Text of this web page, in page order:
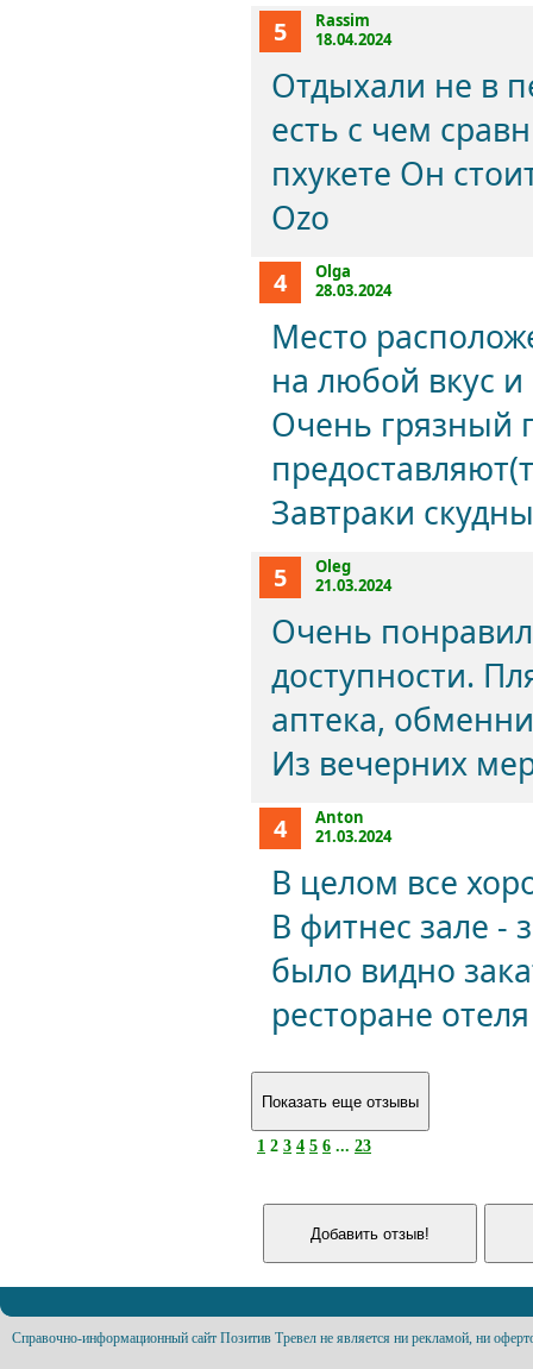
5
Rassim
18.04.2024
Отдыхали не в
есть с чем
пхукете Он
Ozo
4
Olga
28.03.2024
Место
на любой вкус
Очень грязный
Завтраки
5
Oleg
21.03.2024
Очень
доступности.
аптека,
Из вечерних
4
Anton
21.03.2024
В целом все
В фитнес зале -
было видно
ресторане
1 2 3 4 5 6 ... 23
Справочно-информационный сайт Позитив Тревел не является ни рекламой, ни